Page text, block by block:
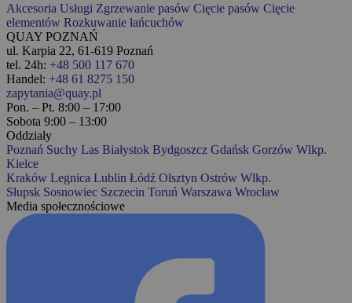
Akcesoria Usługi Zgrzewanie pasów Cięcie pasów Cięcie
elementów Rozkuwanie łańcuchów
QUAY POZNAŃ
ul. Karpia 22, 61-619 Poznań
tel. 24h: +48 500 117 670
Handel: +48 61 8275 150
zapytania@quay.pl
Pon. – Pt. 8:00 – 17:00
Sobota 9:00 – 13:00
Oddziały
Poznań Suchy Las Białystok Bydgoszcz Gdańsk Gorzów Wlkp.
Kielce
Kraków Legnica Lublin Łódź Olsztyn Ostrów Wlkp.
Słupsk Sosnowiec Szczecin Toruń Warszawa Wrocław
Media społecznościowe